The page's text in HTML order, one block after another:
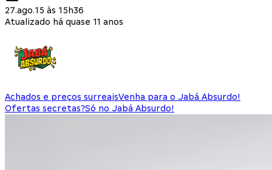
27.ago.15 às 15h36
Atualizado há quase 11 anos
Achados e preços surreaisVenha para o Jabá Absurdo!
Ofertas secretas?Só no Jabá Absurdo!